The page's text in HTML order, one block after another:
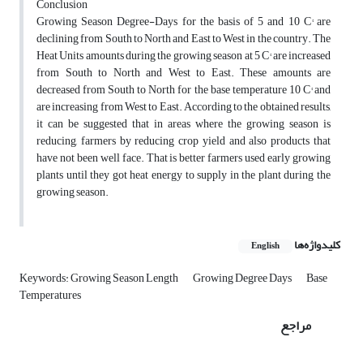
Conclusion
Growing Season Degree-Days for the basis of 5 and 10 C° are
declining from South to North and East to West in the country. The
Heat Units amounts during the growing season at 5 C° are increased
from South to North and West to East. These amounts are
decreased from South to North for the base temperature 10 C° and
are increasing from West to East. According to the obtained results,
it can be suggested that in areas where the growing season is
reducing, farmers by reducing crop yield and also products that
have not been well face. That is better farmers used early growing
plants until they got heat energy to supply in the plant during the
growing season.
کلیدواژه‌ها English
Keywords: Growing Season Length Growing Degree Days Base
Temperatures
مراجع